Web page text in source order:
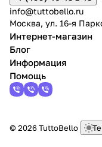
info@tuttobello.ru
Москва, ул. 16-я
Интернет-магазин
Блог
Информация
Помощь
© 2026 TuttoBello